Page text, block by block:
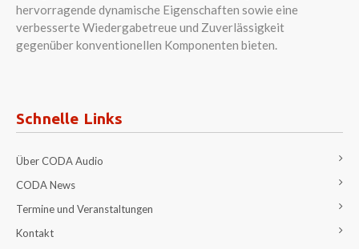
hervorragende dynamische Eigenschaften sowie eine
verbesserte Wiedergabetreue und Zuverlässigkeit
gegenüber konventionellen Komponenten bieten.
Schnelle Links
Über CODA Audio
CODA News
Termine und Veranstaltungen
Kontakt